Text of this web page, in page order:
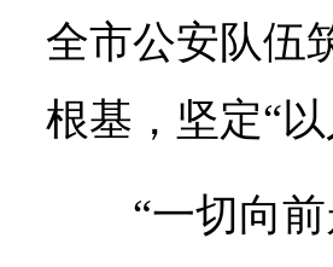
全市公安队伍
根基，坚定“
“一切向